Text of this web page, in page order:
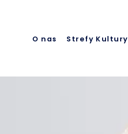
O nas Strefy Kultury